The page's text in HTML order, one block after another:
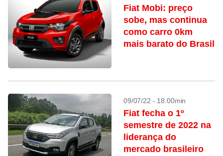
Fiat Mobi: preço
sobe, mas continua
como carro 0km
mais barato do Brasil
09/07/22 - 18:00min
Fiat fecha o 1º
semestre de 2022 na
liderança do
mercado brasileiro